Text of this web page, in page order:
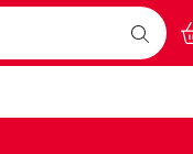
Exclusivas!
BAIXE
O APP